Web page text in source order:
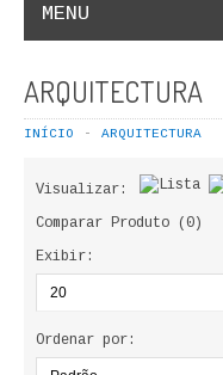
MENU
COSMOS INFANTIL
COLEÇÃO
LIVROS DE PINTAR
ANTROPOLOGIA E
ARQUITECTURA
INÍCIO ARQUITECTURA
Visualizar:
Comparar Produto (0)
Exibir:
Ordenar por: